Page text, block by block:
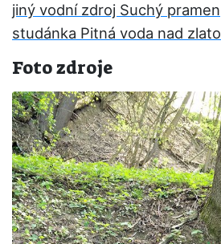
jiný vodní zdroj Suchý pramen
studánka Pitná voda nad zlato
Foto zdroje